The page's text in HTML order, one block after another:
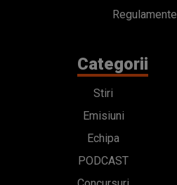
Regulamente
Categorii
Stiri
Emisiuni
Echipa
PODCAST